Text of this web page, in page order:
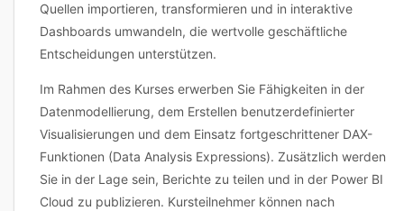
Quellen importieren, transformieren und in interaktive
Dashboards umwandeln, die wertvolle geschäftliche
Entscheidungen unterstützen.
Im Rahmen des Kurses erwerben Sie Fähigkeiten in der
Datenmodellierung, dem Erstellen benutzerdefinierter
Visualisierungen und dem Einsatz fortgeschrittener DAX-
Funktionen (Data Analysis Expressions). Zusätzlich werden
Sie in der Lage sein, Berichte zu teilen und in der Power BI
Cloud zu publizieren. Kursteilnehmer können nach